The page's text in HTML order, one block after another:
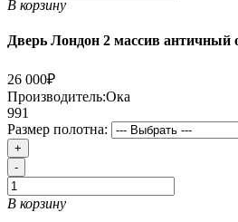
В корзину
Дверь Лондон 2 массив античный
26 000₽
Производитель:Ока
991
Размер полотна:
+
-
В корзину